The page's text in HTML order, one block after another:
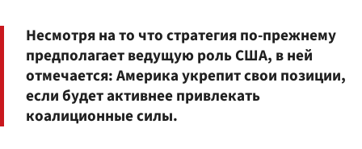
Несмотря на то что стратегия по-прежнему
предполагает ведущую роль США, в ней
отмечается: Америка укрепит свои позиции,
если будет активнее привлекать
коалиционные силы.